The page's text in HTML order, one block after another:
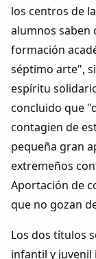
los centros de
alumnos saben
formación
séptimo arte",
espíritu
concluido que
contagien de
pequeña gran
extremeños
Aportación de
que no gozan
Los dos títulos
infantil y juvenil